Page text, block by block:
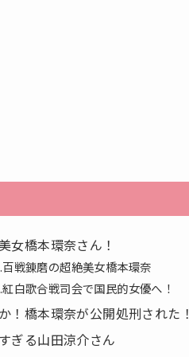
女橋本環奈さん！
戦錬磨の超絶美女橋本環奈
白歌合戦司会で国民的女優へ！
！橋本環奈が公開処刑された
ぎる山田涼介さん